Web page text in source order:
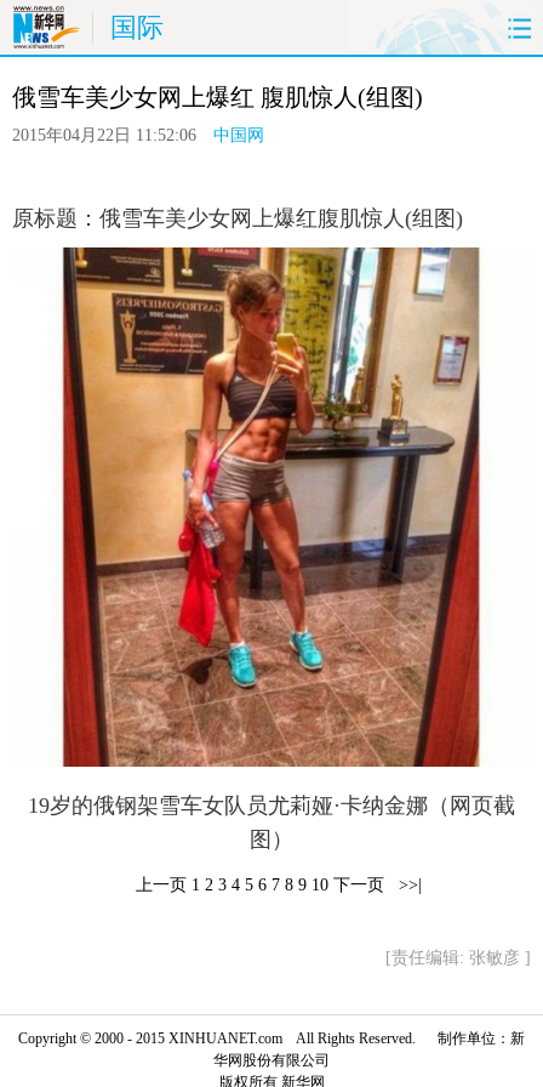
国际
财经 法治 社会
论坛 博客 微博
俄雪车美少女网上爆红 腹肌惊人(组图)
2015年04月22日 11:52:06 中国网
原标题：俄雪车美少女网上爆红腹肌惊人(组图)
19岁的俄钢架雪车女队员尤莉娅·卡纳金娜（网页截
图）
上一页 1 2 3 4 5 6 7 8 9 10 下一页 >>|
[责任编辑: 张敏彦 ]
Copyright © 2000 - 2015 XINHUANET.com All Rights Reserved. 制作单位：新
华网股份有限公司
版权所有 新华网